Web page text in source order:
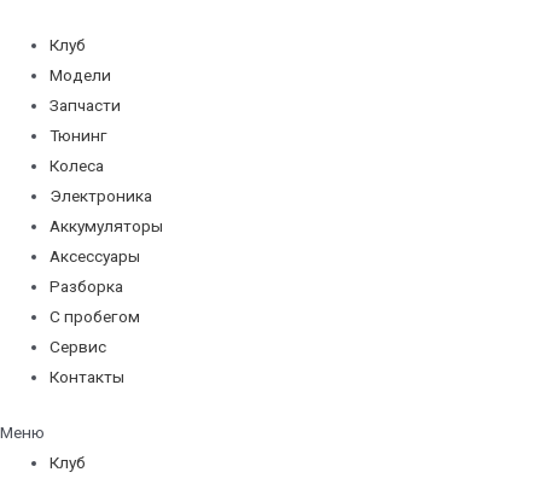
содержимому
Клуб
Модели
Запчасти
Тюнинг
Колеса
Электроника
Аккумуляторы
Аксессуары
Разборка
С пробегом
Сервис
Контакты
Меню
Клуб